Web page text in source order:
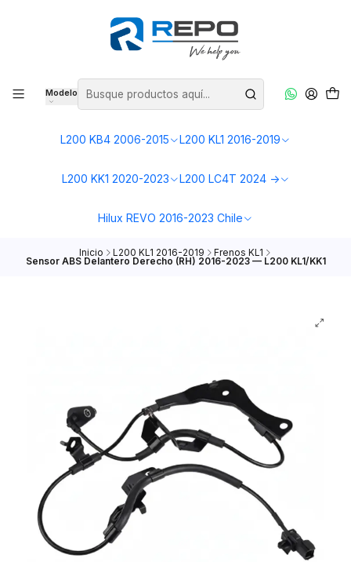
Modelo
L200 KB4 2006-2015 L200 KL1 2016-2019
L200 KK1 2020-2023 L200 LC4T 2024 ->
Hilux REVO 2016-2023 Chile
Inicio L200 KL1 2016-2019 Frenos KL1
Sensor ABS Delantero Derecho (RH) 2016-2023 — L200 KL1/KK1